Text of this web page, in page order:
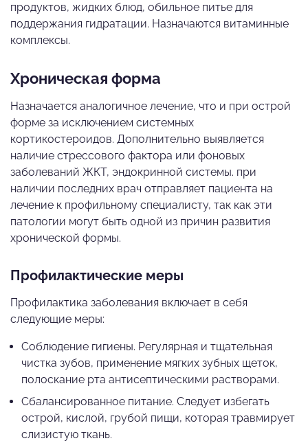
продуктов, жидких блюд, обильное питье для
поддержания гидратации. Назначаются витаминные
комплексы.
Хроническая форма
Назначается аналогичное лечение, что и при острой
форме за исключением системных
кортикостероидов. Дополнительно выявляется
наличие стрессового фактора или фоновых
заболеваний ЖКТ, эндокринной системы. при
наличии последних врач отправляет пациента на
лечение к профильному специалисту, так как эти
патологии могут быть одной из причин развития
хронической формы.
Профилактические меры
Профилактика заболевания включает в себя
следующие меры:
Соблюдение гигиены. Регулярная и тщательная
чистка зубов, применение мягких зубных щеток,
полоскание рта антисептическими растворами.
Сбалансированное питание. Следует избегать
острой, кислой, грубой пищи, которая травмирует
слизистую ткань.